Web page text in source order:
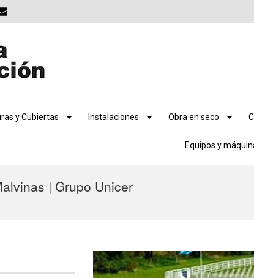
y Cubiertas Instalaciones Obra en seco
Equipos y
| Grupo Unicer